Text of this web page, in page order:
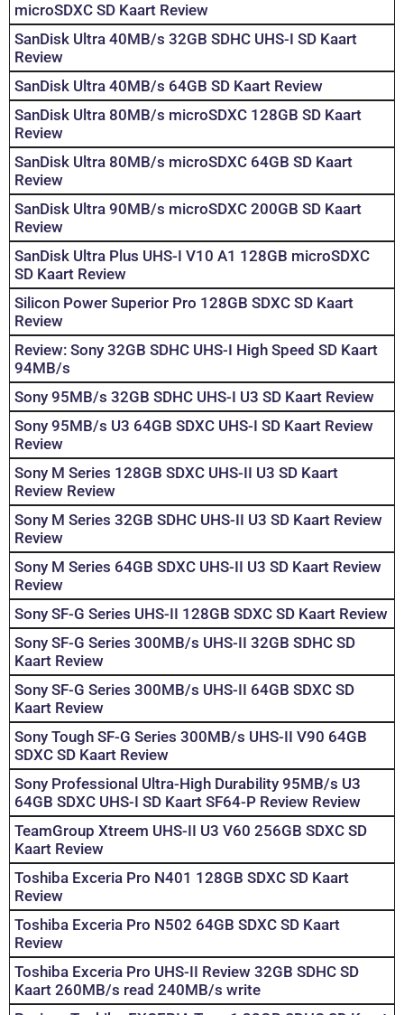
microSDXC SD Kaart Review
SanDisk Ultra 40MB/s 32GB SDHC UHS-I SD Kaart
Review
SanDisk Ultra 40MB/s 64GB SD Kaart Review
SanDisk Ultra 80MB/s microSDXC 128GB SD Kaart
Review
SanDisk Ultra 80MB/s microSDXC 64GB SD Kaart
Review
SanDisk Ultra 90MB/s microSDXC 200GB SD Kaart
Review
SanDisk Ultra Plus UHS-I V10 A1 128GB microSDXC
SD Kaart Review
Silicon Power Superior Pro 128GB SDXC SD Kaart
Review
Review: Sony 32GB SDHC UHS-I High Speed SD Kaart
94MB/s
Sony 95MB/s 32GB SDHC UHS-I U3 SD Kaart Review
Sony 95MB/s U3 64GB SDXC UHS-I SD Kaart Review
Review
Sony M Series 128GB SDXC UHS-II U3 SD Kaart
Review Review
Sony M Series 32GB SDHC UHS-II U3 SD Kaart Review
Review
Sony M Series 64GB SDXC UHS-II U3 SD Kaart Review
Review
Sony SF-G Series UHS-II 128GB SDXC SD Kaart Review
Sony SF-G Series 300MB/s UHS-II 32GB SDHC SD
Kaart Review
Sony SF-G Series 300MB/s UHS-II 64GB SDXC SD
Kaart Review
Sony Tough SF-G Series 300MB/s UHS-II V90 64GB
SDXC SD Kaart Review
Sony Professional Ultra-High Durability 95MB/s U3
64GB SDXC UHS-I SD Kaart SF64-P Review Review
TeamGroup Xtreem UHS-II U3 V60 256GB SDXC SD
Kaart Review
Toshiba Exceria Pro N401 128GB SDXC SD Kaart
Review
Toshiba Exceria Pro N502 64GB SDXC SD Kaart
Review
Toshiba Exceria Pro UHS-II Review 32GB SDHC SD
Kaart 260MB/s read 240MB/s write